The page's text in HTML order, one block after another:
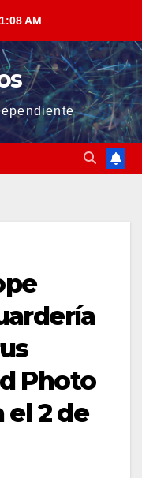
AM
Photo
el 2 de